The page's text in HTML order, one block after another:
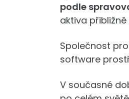
podle
aktiva přibližně
Společnost
software
V současné